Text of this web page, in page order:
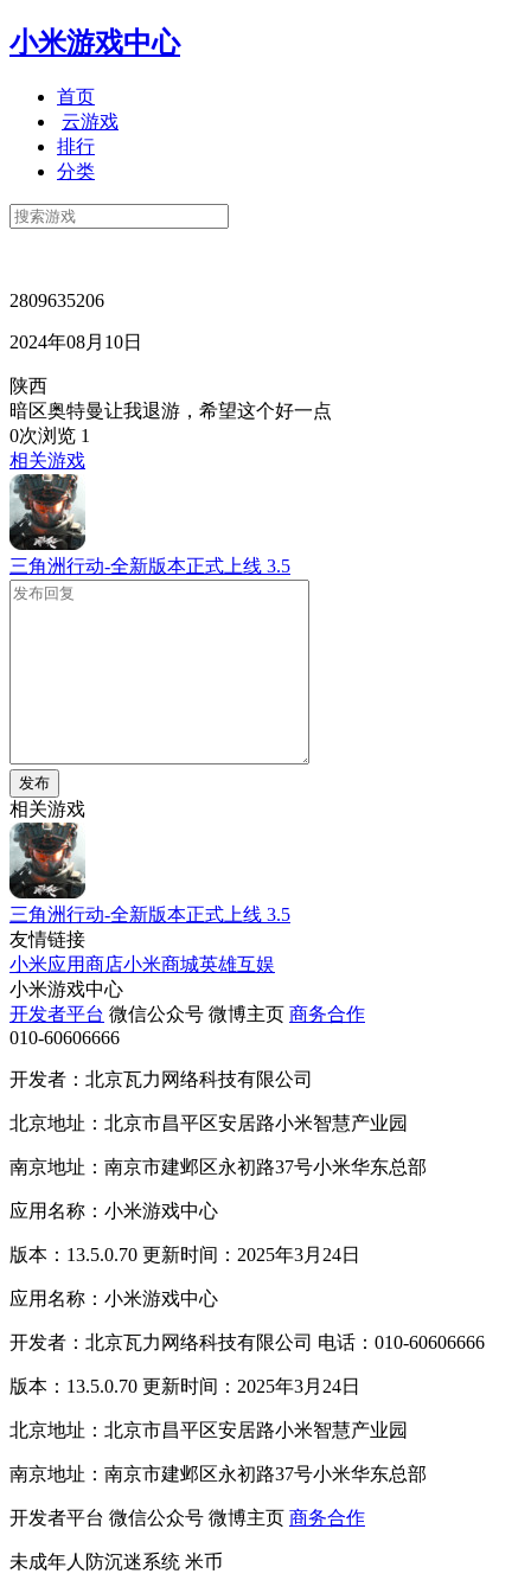
小米游戏中心
首页
云游戏
排行
分类
2809635206
2024年08月10日
陕西
暗区奥特曼让我退游，希望这个好一点
0次浏览 1
相关游戏
三角洲行动-全新版本正式上线 3.5
发布
相关游戏
三角洲行动-全新版本正式上线 3.5
友情链接
小米应用商店小米商城英雄互娱
小米游戏中心
开发者平台 微信公众号 微博主页 商务合作
010-60606666
开发者：北京瓦力网络科技有限公司
北京地址：北京市昌平区安居路小米智慧产业园
南京地址：南京市建邺区永初路37号小米华东总部
应用名称：小米游戏中心
版本：13.5.0.70 更新时间：2025年3月24日
应用名称：小米游戏中心
开发者：北京瓦力网络科技有限公司 电话：010-60606666
版本：13.5.0.70 更新时间：2025年3月24日
北京地址：北京市昌平区安居路小米智慧产业园
南京地址：南京市建邺区永初路37号小米华东总部
开发者平台 微信公众号 微博主页 商务合作
未成年人防沉迷系统 米币